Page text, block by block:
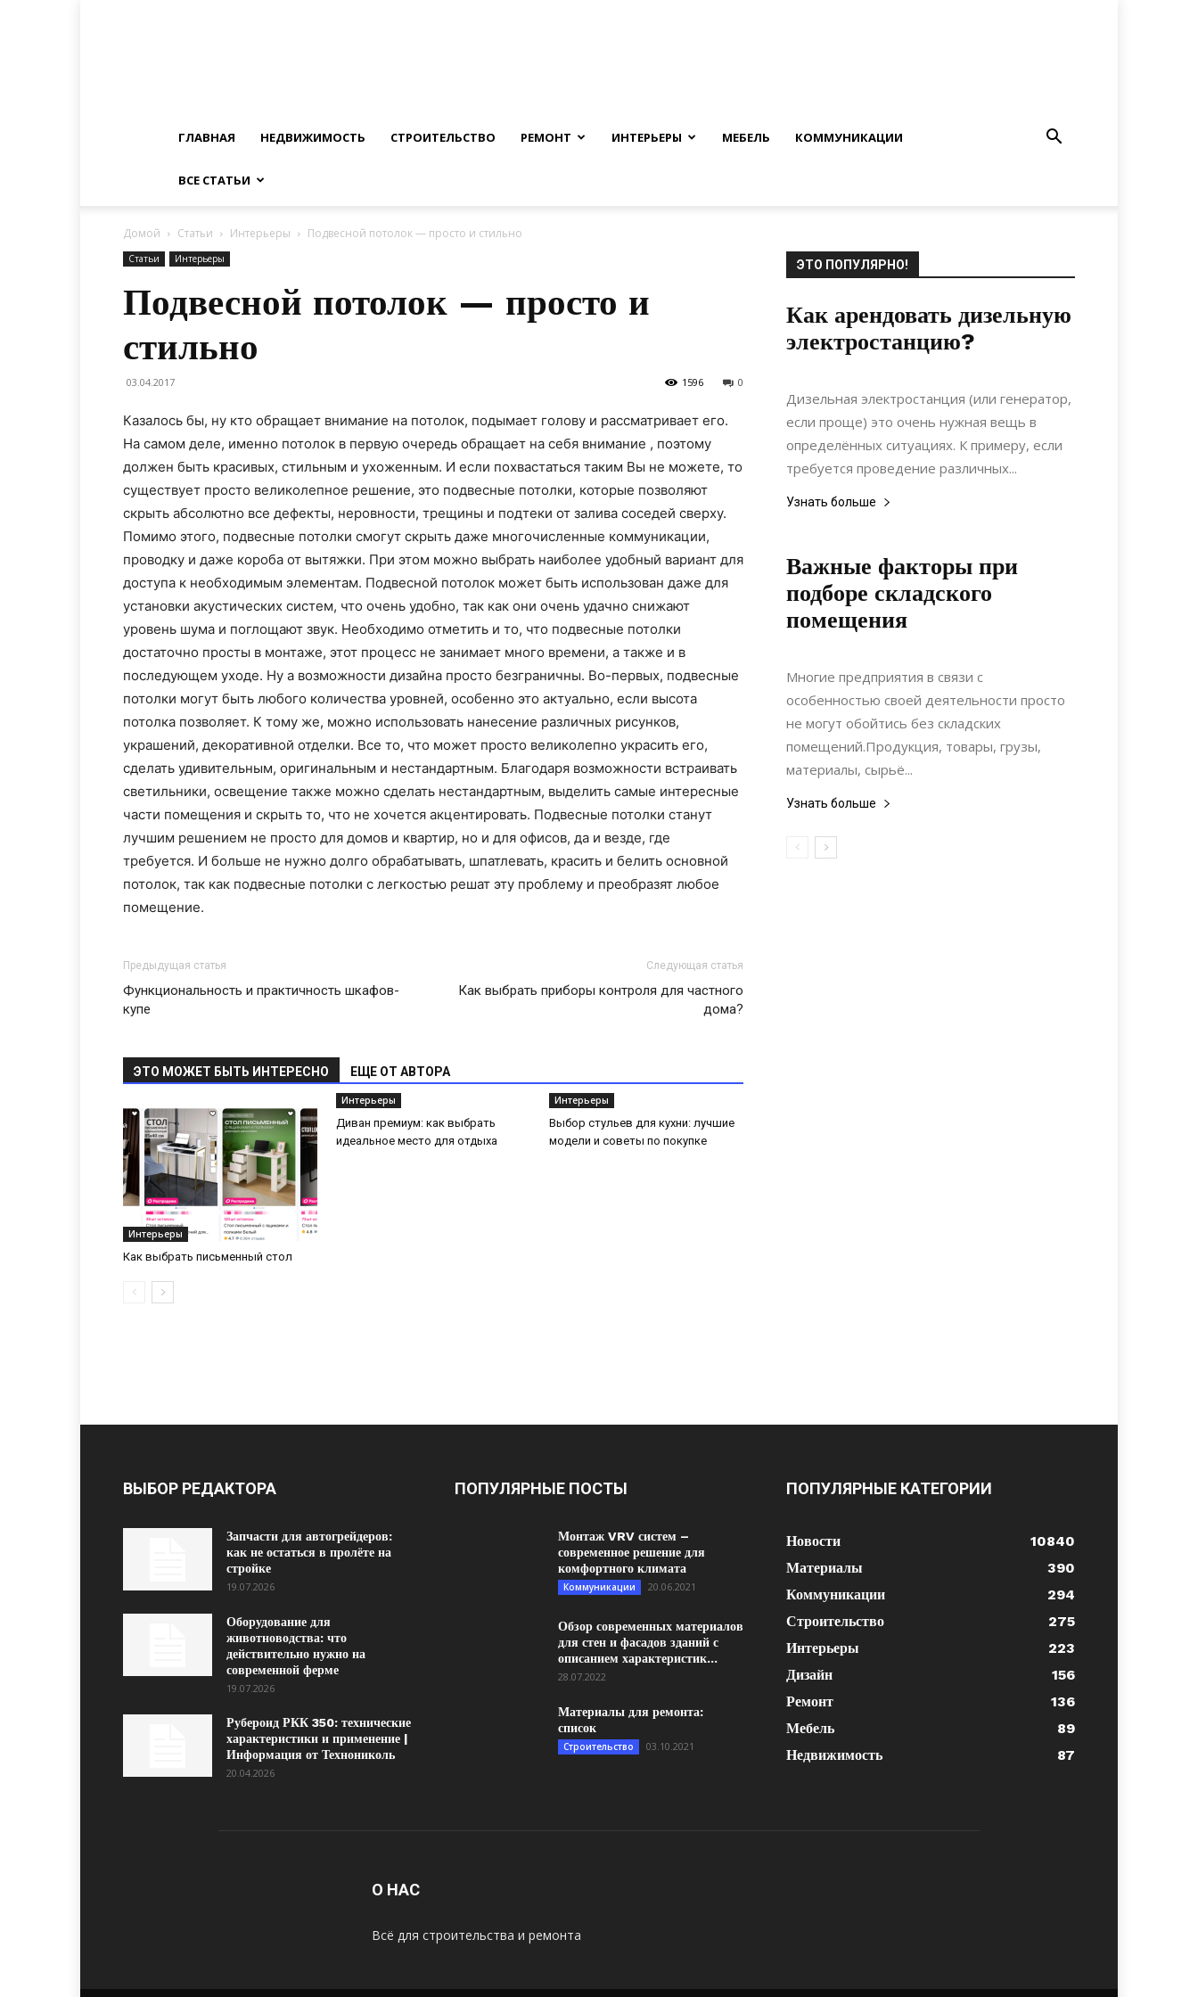
ГЛАВНАЯ НЕДВИЖИМОСТЬ СТРОИТЕЛЬСТВО РЕМОНТ ИНТЕРЬЕРЫ МЕБЕЛЬ КОММУНИКАЦИИ
ВСЕ СТАТЬИ
Домой Статьи Интерьеры Подвесной потолок — просто и стильно
Статьи Интерьеры
Подвесной потолок — просто и
стильно
03.04.2017 0
1596
Казалось бы, ну кто обращает внимание на потолок, подымает голову и рассматривает его.
На самом деле, именно потолок в первую очередь обращает на себя внимание , поэтому
должен быть красивых, стильным и ухоженным. И если похвастаться таким Вы не можете, то
существует просто великолепное решение, это подвесные потолки, которые позволяют
скрыть абсолютно все дефекты, неровности, трещины и подтеки от залива соседей сверху.
Помимо этого, подвесные потолки смогут скрыть даже многочисленные коммуникации,
проводку и даже короба от вытяжки. При этом можно выбрать наиболее удобный вариант для
доступа к необходимым элементам. Подвесной потолок может быть использован даже для
установки акустических систем, что очень удобно, так как они очень удачно снижают
уровень шума и поглощают звук. Необходимо отметить и то, что подвесные потолки
достаточно просты в монтаже, этот процесс не занимает много времени, а также и в
последующем уходе. Ну а возможности дизайна просто безграничны. Во-первых, подвесные
потолки могут быть любого количества уровней, особенно это актуально, если высота
потолка позволяет. К тому же, можно использовать нанесение различных рисунков,
украшений, декоративной отделки. Все то, что может просто великолепно украсить его,
сделать удивительным, оригинальным и нестандартным. Благодаря возможности встраивать
светильники, освещение также можно сделать нестандартным, выделить самые интересные
части помещения и скрыть то, что не хочется акцентировать. Подвесные потолки станут
лучшим решением не просто для домов и квартир, но и для офисов, да и везде, где
требуется. И больше не нужно долго обрабатывать, шпатлевать, красить и белить основной
потолок, так как подвесные потолки с легкостью решат эту проблему и преобразят любое
помещение.
Предыдущая статья
Функциональность и практичность шкафов-
купе
Следующая статья
Как выбрать приборы контроля для частного
дома?
ЭТО МОЖЕТ БЫТЬ ИНТЕРЕСНО ЕЩЕ ОТ АВТОРА
Интерьеры
Как выбрать письменный стол
Интерьеры
Диван премиум: как выбрать
идеальное место для отдыха
Интерьеры
Выбор стульев для кухни: лучшие
модели и советы по покупке
ЭТО ПОПУЛЯРНО!
Как арендовать дизельную
электростанцию?
20.12.2021
Дизельная электростанция (или генератор,
если проще) это очень нужная вещь в
определённых ситуациях. К примеру, если
требуется проведение различных...
Узнать больше
Важные факторы при
подборе складского
помещения
28.04.2020
Многие предприятия в связи с
особенностью своей деятельности просто
не могут обойтись без складских
помещений.Продукция, товары, грузы,
материалы, сырьё...
Узнать больше
ВЫБОР РЕДАКТОРА
Запчасти для автогрейдеров:
как не остаться в пролёте на
стройке
19.07.2026
Оборудование для
животноводства: что
действительно нужно на
современной ферме
19.07.2026
Рубероид РКК 350: технические
характеристики и применение |
Информация от Технониколь
20.04.2026
ПОПУЛЯРНЫЕ ПОСТЫ
Монтаж VRV систем –
современное решение для
комфортного климата
Коммуникации 20.06.2021
Обзор современных материалов
для стен и фасадов зданий с
описанием характеристик...
28.07.2022
Материалы для ремонта:
список
Строительство 03.10.2021
ПОПУЛЯРНЫЕ КАТЕГОРИИ
Новости
10840
Материалы
390
Коммуникации
294
Строительство
275
Интерьеры
223
Дизайн
156
Ремонт
136
Мебель
89
Недвижимость
87
О НАС
Всё для строительства и ремонта